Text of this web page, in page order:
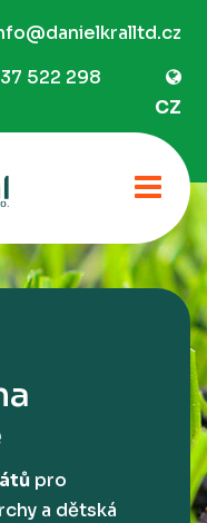
522 298
CZ
pro
a dětská